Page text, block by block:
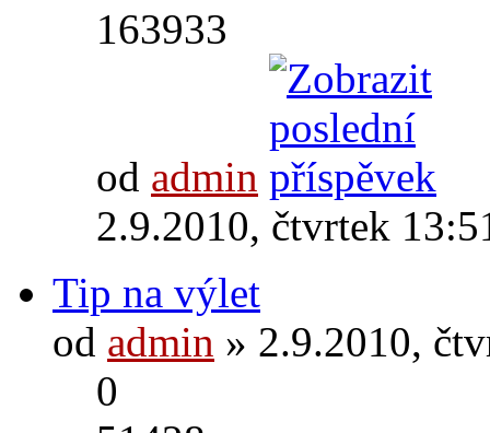
163933
od admin
2.9.2010, čtvrtek
Tip na výlet
od admin » 2.9.2010,
0